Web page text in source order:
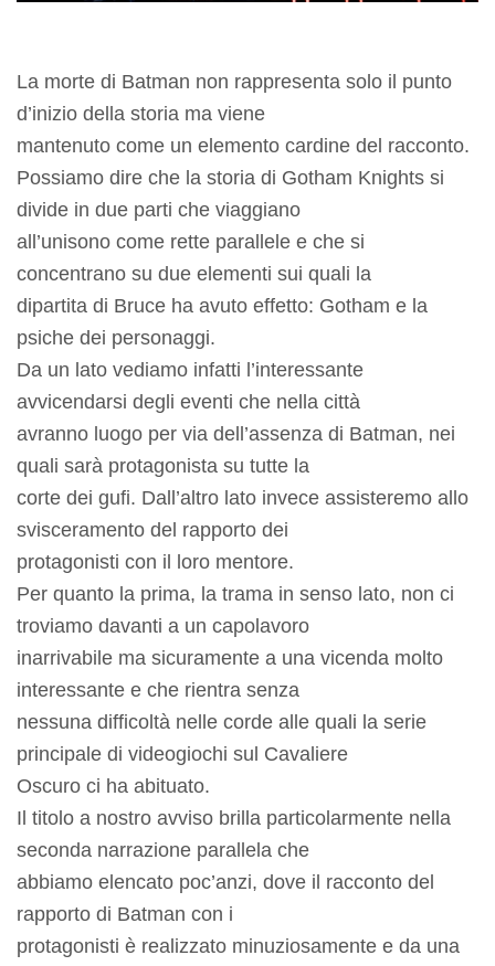
La morte di Batman non rappresenta solo il punto
d’inizio della storia ma viene
mantenuto come un elemento cardine del racconto.
Possiamo dire che la storia di Gotham Knights si
divide in due parti che viaggiano
all’unisono come rette parallele e che si
concentrano su due elementi sui quali la
dipartita di Bruce ha avuto effetto: Gotham e la
psiche dei personaggi.
Da un lato vediamo infatti l’interessante
avvicendarsi degli eventi che nella città
avranno luogo per via dell’assenza di Batman, nei
quali sarà protagonista su tutte la
corte dei gufi. Dall’altro lato invece assisteremo allo
svisceramento del rapporto dei
protagonisti con il loro mentore.
Per quanto la prima, la trama in senso lato, non ci
troviamo davanti a un capolavoro
inarrivabile ma sicuramente a una vicenda molto
interessante e che rientra senza
nessuna difficoltà nelle corde alle quali la serie
principale di videogiochi sul Cavaliere
Oscuro ci ha abituato.
Il titolo a nostro avviso brilla particolarmente nella
seconda narrazione parallela che
abbiamo elencato poc’anzi, dove il racconto del
rapporto di Batman con i
protagonisti è realizzato minuziosamente e da una